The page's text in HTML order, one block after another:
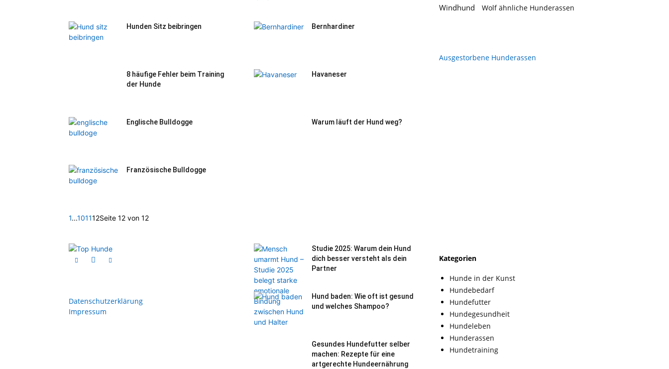
Hunden Sitz beibringen Bernhardiner
8 häufige Fehler beim Training
der Hunde
Havaneser
Englische Bulldogge Warum läuft der Hund weg?
Französische Bulldogge
1...101112Seite 12 von 12
Windhund Wolf ähnliche Hunderassen
Ausgestorbene Hunderassen
Datenschutzerklärung
Impressum
Studie 2025: Warum dein Hund
dich besser versteht als dein
Partner
Hund baden: Wie oft ist gesund
und welches Shampoo?
Gesundes Hundefutter selber
machen: Rezepte für eine
artgerechte Hundeernährung
Kategorien
Hunde in der Kunst
Hundebedarf
Hundefutter
Hundegesundheit
Hundeleben
Hunderassen
Hundetraining